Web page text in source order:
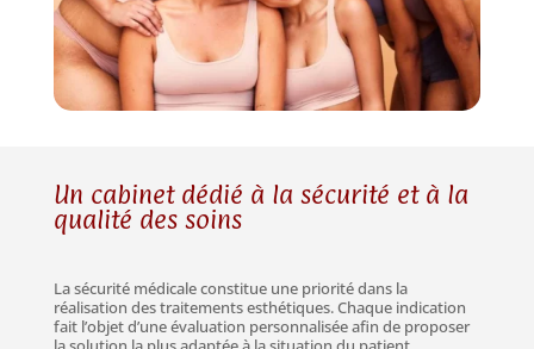
Un cabinet dédié à la sécurité et à la
qualité des soins
La sécurité médicale constitue une priorité dans la
réalisation des traitements esthétiques. Chaque indication
fait l’objet d’une évaluation personnalisée afin de proposer